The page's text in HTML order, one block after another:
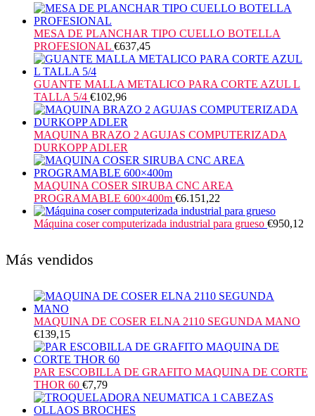
MESA DE PLANCHAR TIPO CUELLO BOTELLA
PROFESIONAL €637,45
GUANTE MALLA METALICO PARA CORTE AZUL L
TALLA 5/4 €102,96
MAQUINA BRAZO 2 AGUJAS COMPUTERIZADA
DURKOPP ADLER
MAQUINA COSER SIRUBA CNC AREA
PROGRAMABLE 600×400m €6.151,22
Máquina coser computerizada industrial para grueso €950,12
Más vendidos
MAQUINA DE COSER ELNA 2110 SEGUNDA MANO
€139,15
PAR ESCOBILLA DE GRAFITO MAQUINA DE CORTE
THOR 60 €7,79